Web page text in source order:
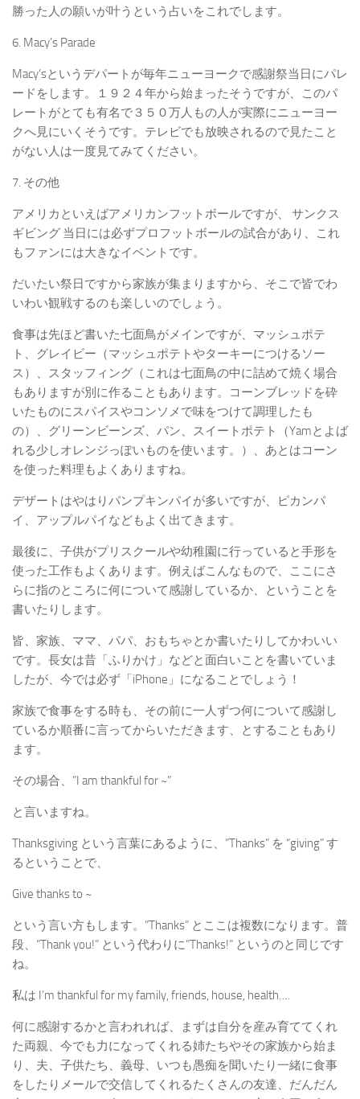
勝った人の願いが叶うという占いをこれでします。
6. Macy’s Parade
Macy’sというデパートが毎年ニューヨークで感謝祭当日にパレ
ードをします。１９２４年から始まったそうですが、このパ
レートがとても有名で３５０万人もの人が実際にニューヨー
クへ見にいくそうです。テレビでも放映されるので見たこと
がない人は一度見てみてください。
7. その他
アメリカといえばアメリカンフットボールですが、 サンクス
ギビング 当日には必ずプロフットボールの試合があり、これ
もファンには大きなイベントです。
だいたい祭日ですから家族が集まりますから、そこで皆でわ
いわい観戦するのも楽しいのでしょう。
食事は先ほど書いた七面鳥がメインですが、マッシュポテ
ト、グレイビー（マッシュポテトやターキーにつけるソー
ス）、スタッフィング（これは七面鳥の中に詰めて焼く場合
もありますが別に作ることもあります。コーンブレッドを砕
いたものにスパイスやコンソメで味をつけて調理したも
の）、グリーンビーンズ、パン、スイートポテト（Yamとよば
れる少しオレンジっぽいものを使います。）、あとはコーン
を使った料理もよくありますね。
デザートはやはりパンプキンパイが多いですが、ピカンパ
イ、アップルパイなどもよく出てきます。
最後に、子供がプリスクールや幼稚園に行っていると手形を
使った工作もよくあります。例えばこんなもので、ここにさ
らに指のところに何について感謝しているか、ということを
書いたりします。
皆、家族、ママ、パパ、おもちゃとか書いたりしてかわいい
です。長女は昔「ふりかけ」などと面白いことを書いていま
したが、今では必ず「iPhone」になることでしょう！
家族で食事をする時も、その前に一人ずつ何について感謝し
ているか順番に言ってからいただきます、とすることもあり
ます。
その場合、”I am thankful for ~”
と言いますね。
Thanksgiving という言葉にあるように、”Thanks” を “giving” す
るということで、
Give thanks to ~
という言い方もします。”Thanks” とここは複数になります。普
段、”Thank you!” という代わりに”Thanks!” というのと同じです
ね。
私は I’m thankful for my family, friends, house, health….
何に感謝するかと言われれば、まずは自分を産み育ててくれ
た両親、今でも力になってくれる姉たちやその家族から始ま
り、夫、子供たち、義母、いつも愚痴を聞いたり一緒に食事
をしたりメールで交信してくれるたくさんの友達、だんだん